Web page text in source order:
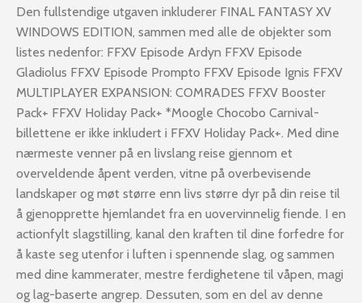
Den fullstendige utgaven inkluderer FINAL FANTASY XV
WINDOWS EDITION, sammen med alle de objekter som
listes nedenfor: FFXV Episode Ardyn FFXV Episode
Gladiolus FFXV Episode Prompto FFXV Episode Ignis FFXV
MULTIPLAYER EXPANSION: COMRADES FFXV Booster
Pack+ FFXV Holiday Pack+ *Moogle Chocobo Carnival-
billettene er ikke inkludert i FFXV Holiday Pack+. Med dine
nærmeste venner på en livslang reise gjennom et
overveldende åpent verden, vitne på overbevisende
landskaper og møt større enn livs større dyr på din reise til
å gjenopprette hjemlandet fra en uovervinnelig fiende. I en
actionfylt slagstilling, kanal den kraften til dine forfedre for
å kaste seg utenfor i luften i spennende slag, og sammen
med dine kammerater, mestre ferdighetene til våpen, magi
og lag-baserte angrep. Dessuten, som en del av denne